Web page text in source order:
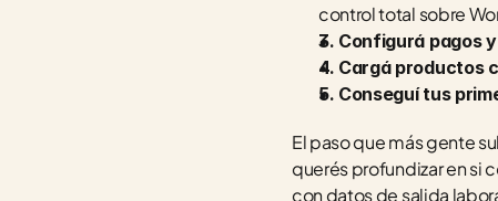
control total sobre
3. Configurá pagos
4. Cargá productos
5. Conseguí tus
El paso que más gente
querés profundizar en si
con datos de salida